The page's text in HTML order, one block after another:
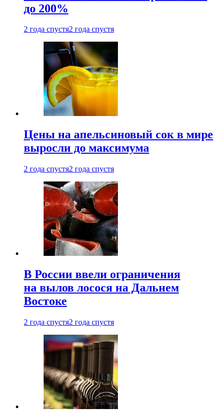
до 200%
2 года спустя2 года спустя
Цены на апельсиновый сок в мире
выросли до максимума
2 года спустя2 года спустя
В России ввели ограничения
на вылов лосося на Дальнем
Востоке
2 года спустя2 года спустя